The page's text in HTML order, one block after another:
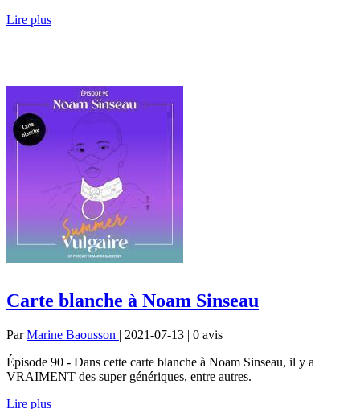
Lire plus
Carte blanche à Noam Sinseau
ParMarine Baousson | 2021-07-13 | 0 avis
Épisode 90 - Dans cette carte blanche à Noam Sinseau, il y a
VRAIMENT des super génériques, entre autres.
Lire plus